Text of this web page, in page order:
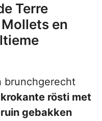
Terre
en
brunchgerecht
krokante rösti met
gebakken